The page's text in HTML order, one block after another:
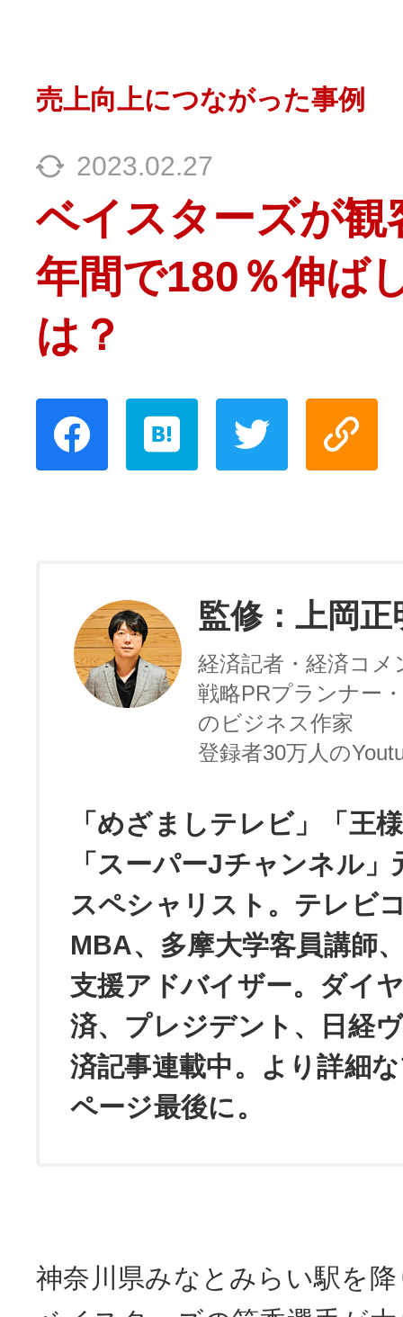
売上向上につながった事例
2023.02.27
ベイスターズが観
年間で180％伸ば
は？
監修：上岡正
経済記者・経済コメ
戦略PRプランナー
のビジネス作家
登録者30万人の
「めざましテレビ」「王
「スーパーJチャンネル
スペシャリスト。テレビ
MBA、多摩大学客員講師
支援アドバイザー。ダイ
済、プレジデント、日経
済記事連載中。より詳細
ページ最後に。
神奈川県みなとみらい駅を